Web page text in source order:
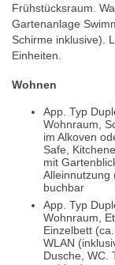
Frühstücksraum.
Gartenanlage
Schirme inklusive).
Einheiten.
Wohnen
App. Typ
Wohnraum,
im Alkoven
Safe,
mit
Alleinnutzung
buchbar
App. Typ
Wohnraum,
Einzelbett
WLAN
Dusche, WC.